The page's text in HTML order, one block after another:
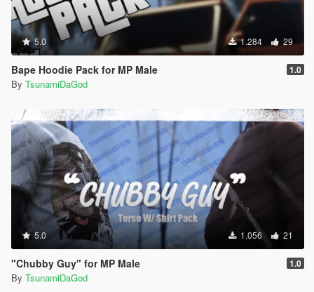
5.0 1.284 29
Bape Hoodie Pack for MP Male 1.0
By TsunamiDaGod
5.0 1.056 21
"Chubby Guy" for MP Male 1.0
By TsunamiDaGod